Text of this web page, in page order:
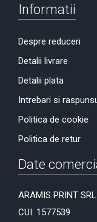
Informatii
Despre reduceri
Detalii livrare
Detalii plata
Intrebari si
Politica de cookie
Politica de retur
Date
ARAMIS PRINT SRL
CUI: 1577539